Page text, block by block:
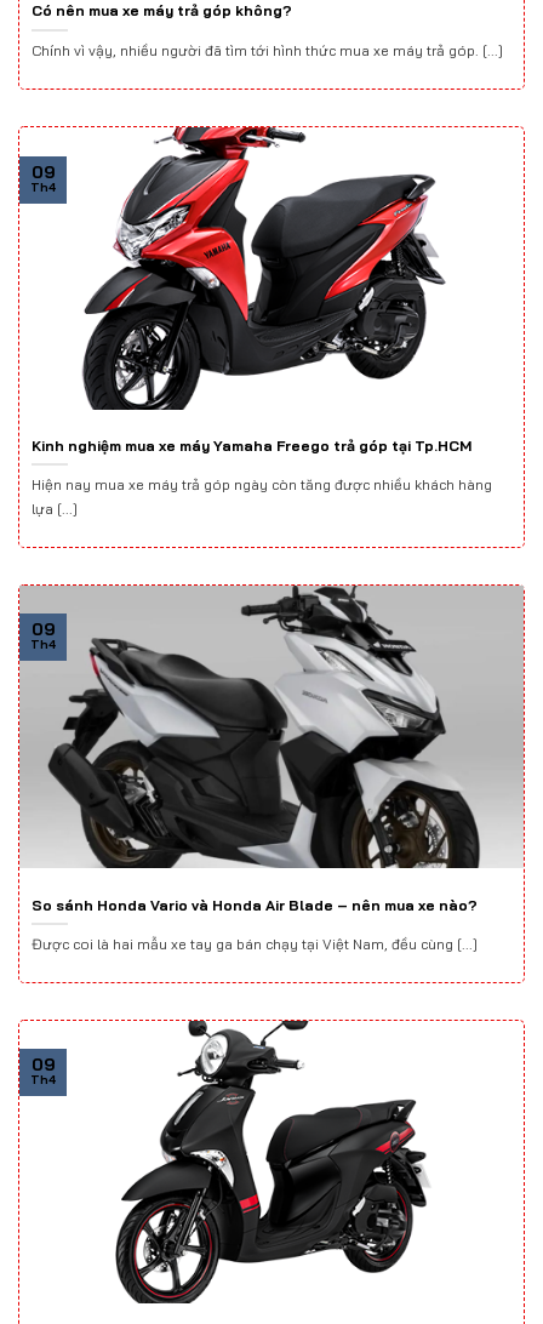
Có nên mua xe máy trả góp không?
Chính vì vậy, nhiều người đã tìm tới hình thức mua xe máy trả góp. [...]
Kinh nghiệm mua xe máy Yamaha Freego trả góp tại Tp.HCM
Hiện nay mua xe máy trả góp ngày còn tăng được nhiều khách hàng
lựa [...]
09
Th4
So sánh Honda Vario và Honda Air Blade – nên mua xe nào?
Được coi là hai mẫu xe tay ga bán chạy tại Việt Nam, đều cùng [...]
09
Th4
09
Th4